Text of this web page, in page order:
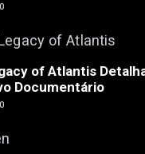
0
of Atlantis
Documentário
0